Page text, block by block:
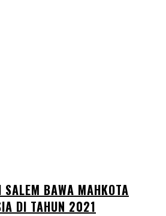
BAWA MAHKOTA
DI TAHUN 2021